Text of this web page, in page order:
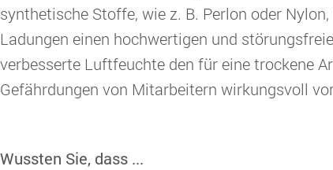
synthetische Stoffe, wie z. B. Perlon oder
Ladungen einen hochwertigen und
verbesserte Luftfeuchte den für eine trockene
Gefährdungen von Mitarbeitern wirkungsvoll
Wussten Sie, dass ...